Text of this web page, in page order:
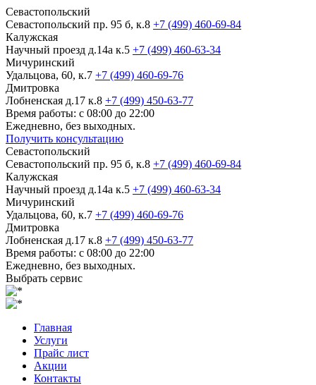
Севастопольский
Севастопольский пр. 95 б, к.8 +7 (499) 460-69-84
Калужская
Научный проезд д.14а к.5 +7 (499) 460-63-34
Мичуринский
Удальцова, 60, к.7 +7 (499) 460-69-76
Дмитровка
Лобненская д.17 к.8 +7 (499) 450-63-77
Время работы: с 08:00 до 22:00
Ежедневно, без выходных.
Получить консультацию
Севастопольский
Севастопольский пр. 95 б, к.8 +7 (499) 460-69-84
Калужская
Научный проезд д.14а к.5 +7 (499) 460-63-34
Мичуринский
Удальцова, 60, к.7 +7 (499) 460-69-76
Дмитровка
Лобненская д.17 к.8 +7 (499) 450-63-77
Время работы: с 08:00 до 22:00
Ежедневно, без выходных.
Выбрать сервис
Главная
Услуги
Прайс лист
Акции
Контакты